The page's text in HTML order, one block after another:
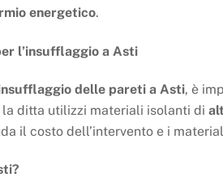
energetico.
l’insufflaggio a Asti
delle pareti a Asti, è
la ditta utilizzi materiali isolanti di
il costo dell’intervento e i